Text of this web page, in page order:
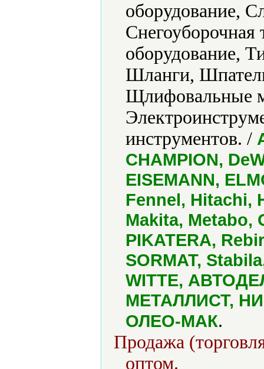
оборудование,
оборудование,
Шланги,
Щлифовальные
инструментов. /
CHAMPION,
EISEMANN,
Fennel, Hitachi,
Makita, Metabo,
PIKATERA,
SORMAT,
WITTE,
МЕТАЛЛИСТ,
ОЛЕО-МАК.
Продажа
оптом.